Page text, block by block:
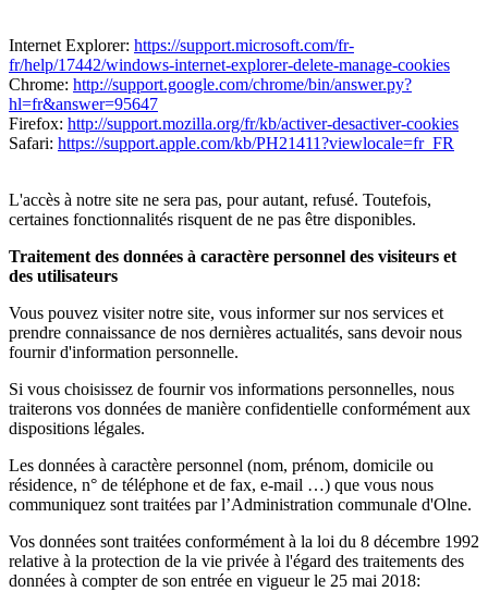
Internet Explorer: https://support.microsoft.com/fr-
fr/help/17442/windows-internet-explorer-delete-manage-cookies
Chrome: http://support.google.com/chrome/bin/answer.py?
hl=fr&answer=95647
Firefox: http://support.mozilla.org/fr/kb/activer-desactiver-cookies
Safari: https://support.apple.com/kb/PH21411?viewlocale=fr_FR
L'accès à notre site ne sera pas, pour autant, refusé. Toutefois,
certaines fonctionnalités risquent de ne pas être disponibles.
Traitement des données à caractère personnel des visiteurs et
des utilisateurs
Vous pouvez visiter notre site, vous informer sur nos services et
prendre connaissance de nos dernières actualités, sans devoir nous
fournir d'information personnelle.
Si vous choisissez de fournir vos informations personnelles, nous
traiterons vos données de manière confidentielle conformément aux
dispositions légales.
Les données à caractère personnel (nom, prénom, domicile ou
résidence, n° de téléphone et de fax, e-mail …) que vous nous
communiquez sont traitées par l’Administration communale d'Olne.
Vos données sont traitées conformément à la loi du 8 décembre 1992
relative à la protection de la vie privée à l'égard des traitements des
données à compter de son entrée en vigueur le 25 mai 2018: